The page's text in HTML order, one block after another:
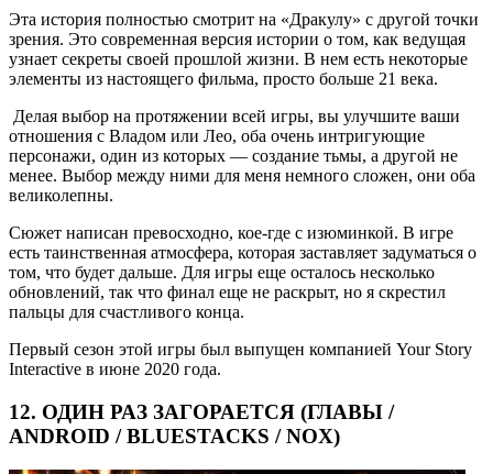
Эта история полностью смотрит на «Дракулу» с другой точки
зрения. Это современная версия истории о том, как ведущая
узнает секреты своей прошлой жизни. В нем есть некоторые
элементы из настоящего фильма, просто больше 21 века.
Делая выбор на протяжении всей игры, вы улучшите ваши
отношения с Владом или Лео, оба очень интригующие
персонажи, один из которых — создание тьмы, а другой не
менее. Выбор между ними для меня немного сложен, они оба
великолепны.
Сюжет написан превосходно, кое-где с изюминкой. В игре
есть таинственная атмосфера, которая заставляет задуматься о
том, что будет дальше. Для игры еще осталось несколько
обновлений, так что финал еще не раскрыт, но я скрестил
пальцы для счастливого конца.
Первый сезон этой игры был выпущен компанией Your Story
Interactive в июне 2020 года.
12. ОДИН РАЗ ЗАГОРАЕТСЯ (ГЛАВЫ /
ANDROID / BLUESTACKS / NOX)